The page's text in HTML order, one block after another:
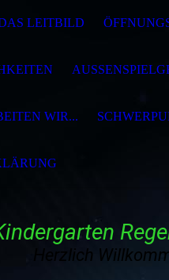
LEITBILD
WIR...
Herzlich